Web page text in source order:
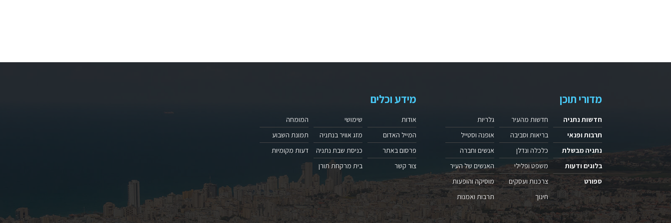
מדורי תוכן
חדשות נתניה
תרבות ופנאי
נתניה מבשלת
בלוגים ודעות
ספורט
חדשות מהעיר
בריאות וסביבה
כלכלה ונדלן
משפט ופלילי
צרכנות ועסקים
חינוך
גלריות
אופנה וסטייל
אנשים וחברה
האנשים של העיר
מוסיקה והופעות
תרבות ואמנות
מידע וכלים
אודות
המייל האדום
פרסום באתר
צור קשר
שימושי
מזג אוויר בנתניה
כניסת שבת נתניה
בית מרקחת תורן
המומחה
תמונת השבוע
דעות מקומיות